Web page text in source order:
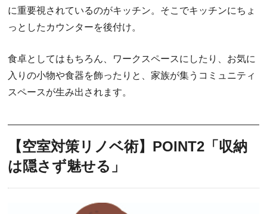
に重要視されているのがキッチン。そこでキッチンにちょ
っとしたカウンターを後付け。
食卓としてはもちろん、ワークスペースにしたり、お気に
入りの小物や食器を飾ったりと、家族が集うコミュニティ
スペースが生み出されます。
【空室対策リノベ術】POINT2「収納
は隠さず魅せる」